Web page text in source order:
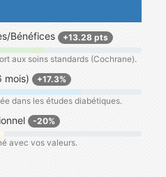
Bénéfices +13.28 pts
aux soins standards (Cochrane).
mois) +17.3%
dans les études diabétiques.
-20%
avec vos valeurs.